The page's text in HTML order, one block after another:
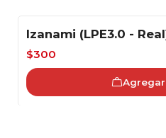
-40%
Izanami (LPE3.0 -
$300